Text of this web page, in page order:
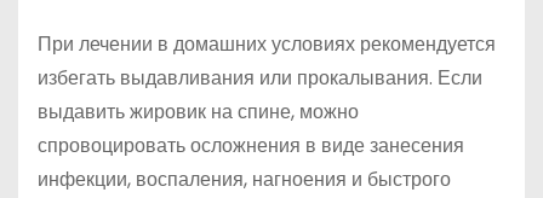
При лечении в домашних условиях рекомендуется
избегать выдавливания или прокалывания. Если
выдавить жировик на спине, можно
спровоцировать осложнения в виде занесения
инфекции, воспаления, нагноения и быстрого